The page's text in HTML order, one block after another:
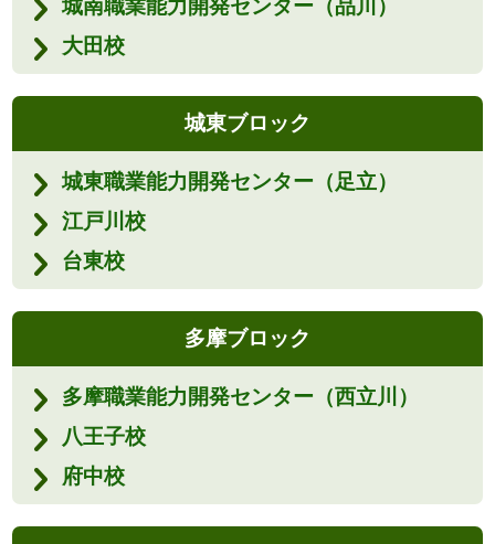
城南職業能力開発センター（品川）
大田校
城東ブロック
城東職業能力開発センター（足立）
江戸川校
台東校
多摩ブロック
多摩職業能力開発センター（西立川）
八王子校
府中校